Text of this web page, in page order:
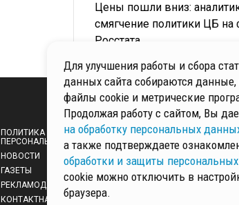
Цены пошли вниз:
смягчение политики ЦБ
Росстата
ПОЛИТИКА ОБРАБОТКИ И ЗАЩИТЫ
ПЕРСОНАЛЬНЫХ ДАННЫХ
НОВОСТИ
ГАЗЕТЫ
РЕКЛАМОДАТЕЛЯМ
КОНТАКТНАЯ ИНФОРМАЦИЯ
Для улучшения работы и сбора
данных сайта собираются данные,
файлы cookie и метрические
Продолжая работу с сайтом, Вы
на обработку персональных
а также подтверждаете
обработки и защиты
cookie можно отключить в
браузера.